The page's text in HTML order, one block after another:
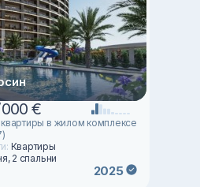
000 €
в жилом комплексе
Квартиры
2 спальни
2025